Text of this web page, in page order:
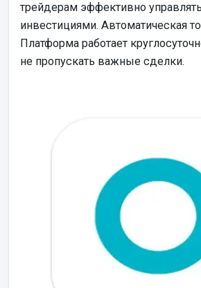
трейдерам эффективно
инвестициями. Автоматическая
Платформа работает
не пропускать важные сделки.